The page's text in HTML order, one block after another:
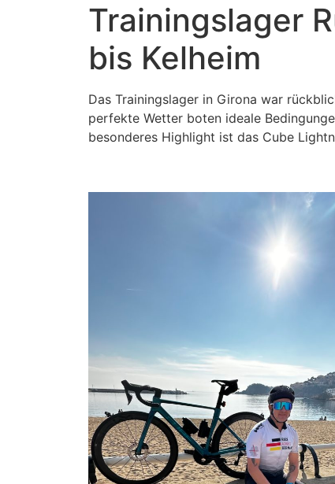
Trainingslager
bis Kelheim
Das Trainingslager in Girona war
perfekte Wetter boten ideale
besonderes Highlight ist das Cube